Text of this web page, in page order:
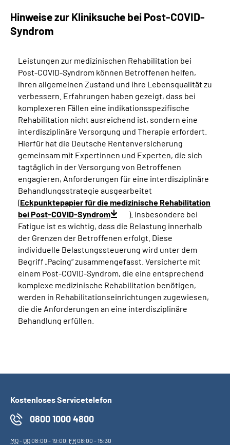
Hinweise zur Kliniksuche bei Post-COVID-
Syndrom
Leistungen zur medizinischen Rehabilitation bei
Post-COVID-Syndrom können Betroffenen helfen,
ihren allgemeinen Zustand und ihre Lebensqualität zu
verbessern. Erfahrungen haben gezeigt, dass bei
komplexeren Fällen eine indikationsspezifische
Rehabilitation nicht ausreichend ist, sondern eine
interdisziplinäre Versorgung und Therapie erfordert.
Hierfür hat die Deutsche Rentenversicherung
gemeinsam mit Expertinnen und Experten, die sich
tagtäglich in der Versorgung von Betroffenen
engagieren, Anforderungen für eine interdisziplinäre
Behandlungsstrategie ausgearbeitet
(Eckpunktepapier für die medizinische Rehabilitation
bei Post-COVID-Syndrom
). Insbesondere bei
Fatigue ist es wichtig, dass die Belastung innerhalb
der Grenzen der Betroffenen erfolgt. Diese
individuelle Belastungssteuerung wird unter dem
Begriff „Pacing“ zusammengefasst. Versicherte mit
einem Post-COVID-Syndrom, die eine entsprechend
komplexe medizinische Rehabilitation benötigen,
werden in Rehabilitationseinrichtungen zugewiesen,
die die Anforderungen an eine interdisziplinäre
Behandlung erfüllen.
Kostenloses Servicetelefon
0800 1000 4800
MO- DO08:00 - 19:00, FR08:00 - 15:30